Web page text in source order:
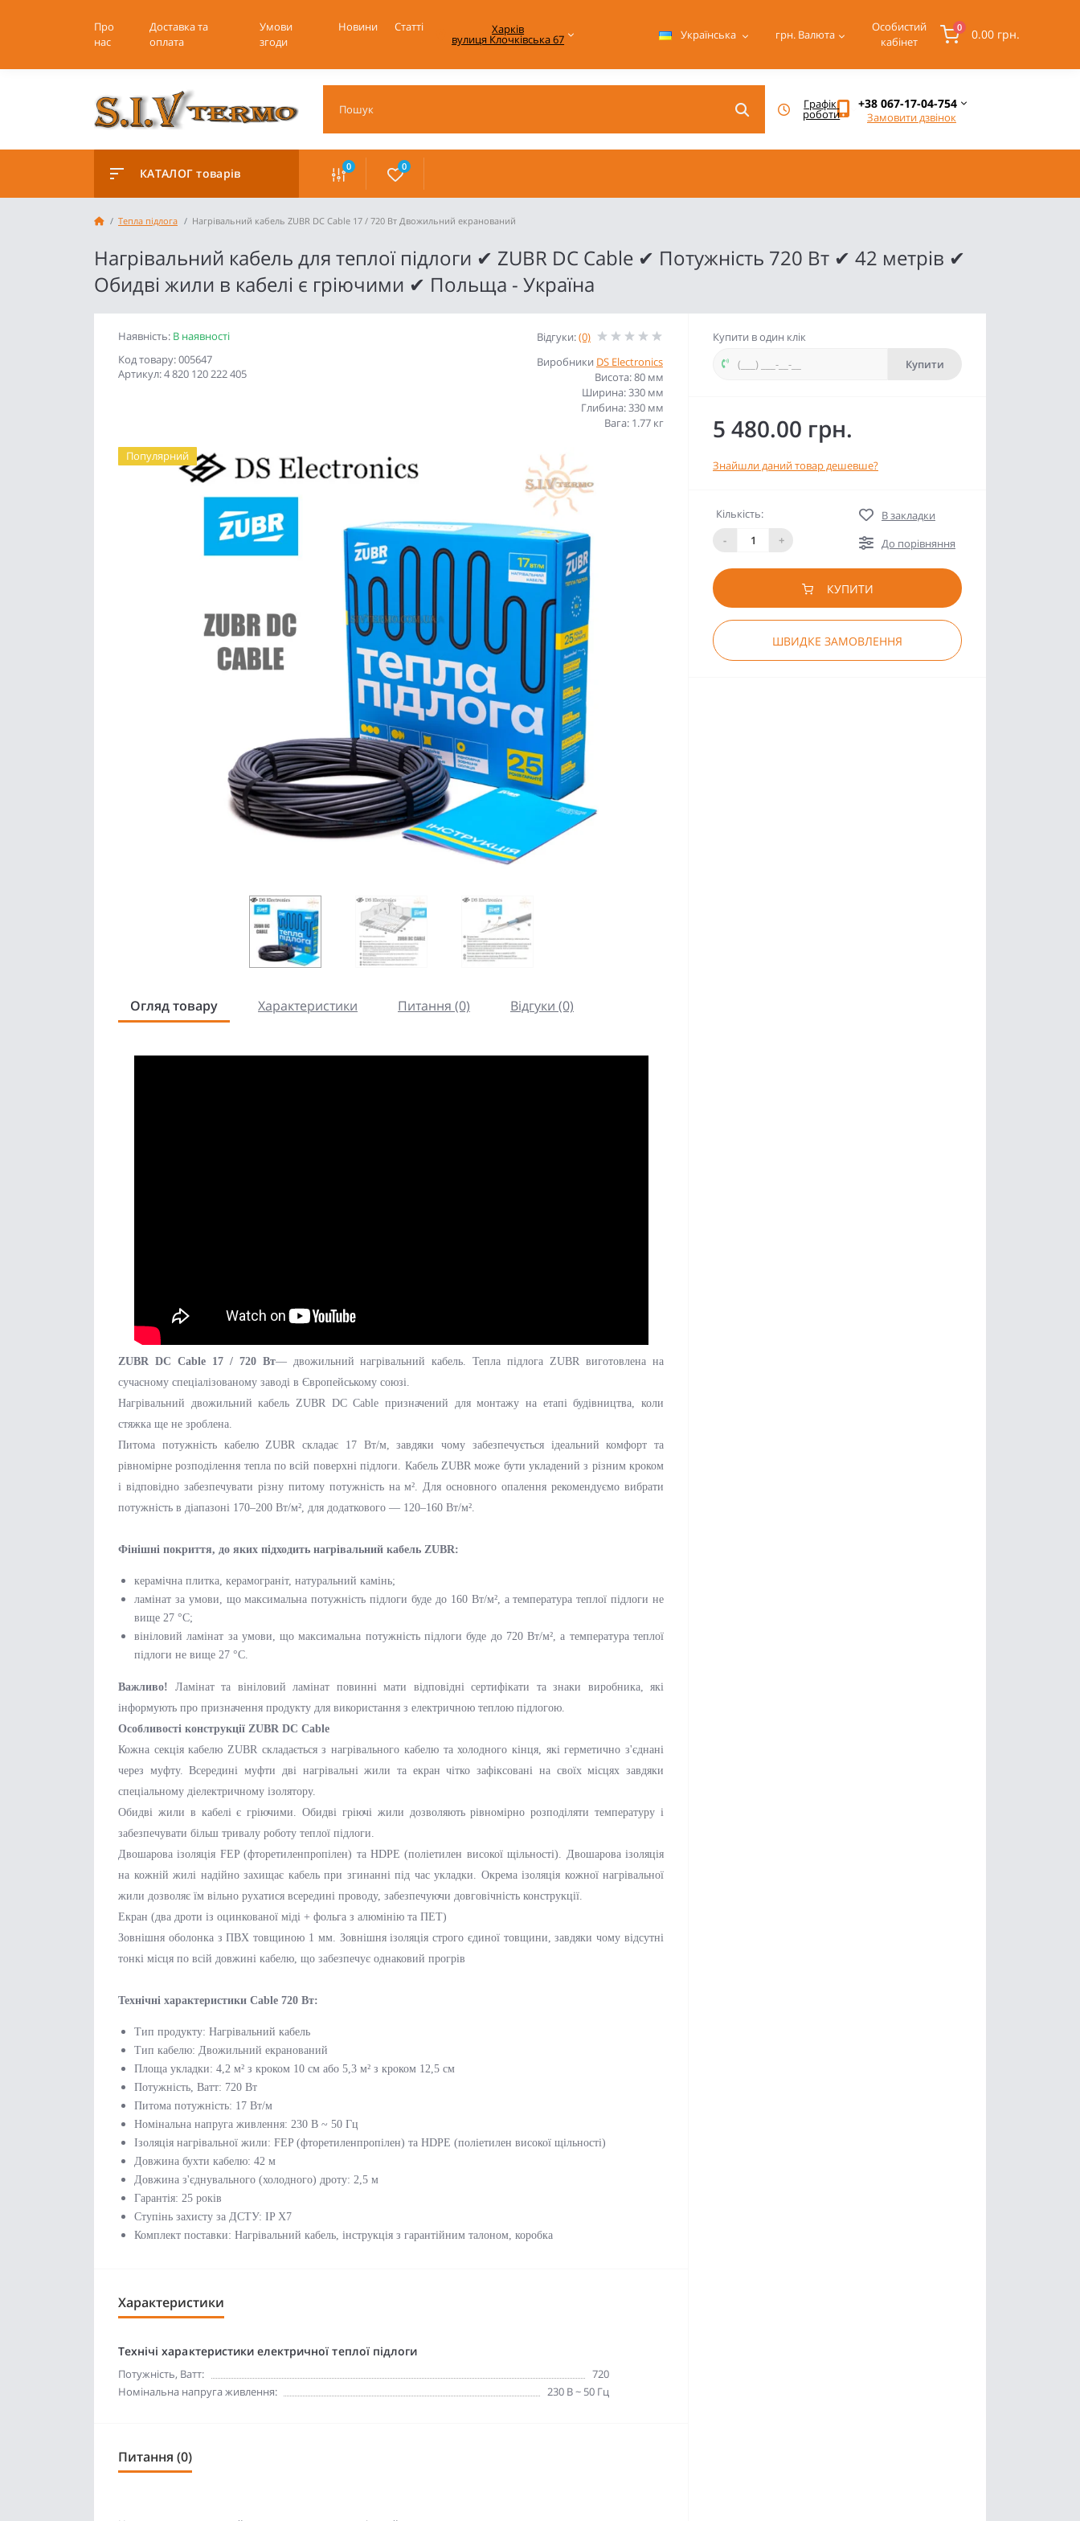
Про
нас
Доставка та
оплата
Умови
згоди
Новини Статті Харків
вулиця Клочківська 67 Українська грн. Валюта
Особистий
кабінет
0 0.00 грн.
Графік
роботи
+38 067-17-04-754
Замовити дзвінок
КАТАЛОГ товарів 0 0
Тепла підлога Нагрівальний кабель ZUBR DC Cable 17 / 720 Вт Двожильний екранований
Нагрівальний кабель для теплої підлоги ✔ ZUBR DC Cable ✔ Потужність 720 Вт ✔ 42 метрів ✔
Обидві жили в кабелі є гріючими ✔ Польща - Україна
Наявність: В наявності
Код товару: 005647
Артикул: 4 820 120 222 405
Відгуки:(0)
Виробники DS Electronics
Висота: 80 мм
Ширина: 330 мм
Глибина: 330 мм
Вага: 1.77 кг
Популярний
Огляд товару Характеристики Питання (0) Відгуки (0)
ZUBR DC Cable 17 / 720 Вт— двожильний нагрівальний кабель. Тепла підлога ZUBR виготовлена на
сучасному спеціалізованому заводі в Європейському союзі.
Нагрівальний двожильний кабель ZUBR DC Cable призначений для монтажу на етапі будівництва, коли
стяжка ще не зроблена.
Питома потужність кабелю ZUBR складає 17 Вт/м, завдяки чому забезпечується ідеальний комфорт та
рівномірне розподілення тепла по всій поверхні підлоги. Кабель ZUBR може бути укладений з різним кроком
і відповідно забезпечувати різну питому потужність на м². Для основного опалення рекомендуємо вибрати
потужність в діапазоні 170–200 Вт/м², для додаткового — 120–160 Вт/м².
Фінішні покриття, до яких підходить нагрівальний кабель ZUBR:
керамічна плитка, керамограніт, натуральний камінь;
ламінат за умови, що максимальна потужність підлоги буде до 160 Вт/м², а температура теплої підлоги не
вище 27 °C;
вініловий ламінат за умови, що максимальна потужність підлоги буде до 720 Вт/м², а температура теплої
підлоги не вище 27 °C.
Важливо! Ламінат та вініловий ламінат повинні мати відповідні сертифікати та знаки виробника, які
інформують про призначення продукту для використання з електричною теплою підлогою.
Особливості конструкції ZUBR DC Cable
Кожна секція кабелю ZUBR складається з нагрівального кабелю та холодного кінця, які герметично з'єднані
через муфту. Всередині муфти дві нагрівальні жили та екран чітко зафіксовані на своїх місцях завдяки
спеціальному діелектричному ізолятору.
Обидві жили в кабелі є гріючими. Обидві гріючі жили дозволяють рівномірно розподіляти температуру і
забезпечувати більш тривалу роботу теплої підлоги.
Двошарова ізоляція FEP (фторетиленпропілен) та HDPE (поліетилен високої щільності). Двошарова ізоляція
на кожній жилі надійно захищає кабель при згинанні під час укладки. Окрема ізоляція кожної нагрівальної
жили дозволяє їм вільно рухатися всередині проводу, забезпечуючи довговічність конструкції.
Екран (два дроти із оцинкованої міді + фольга з алюмінію та ПЕТ)
Зовнішня оболонка з ПВХ товщиною 1 мм. Зовнішня ізоляція строго єдиної товщини, завдяки чому відсутні
тонкі місця по всій довжині кабелю, що забезпечує однаковий прогрів
Технічні характеристики Cable 720 Вт:
Тип продукту: Нагрівальний кабель
Тип кабелю: Двожильний екранований
Площа укладки: 4,2 м² з кроком 10 см або 5,3 м² з кроком 12,5 см
Потужність, Ватт: 720 Вт
Питома потужність: 17 Вт/м
Номінальна напруга живлення: 230 В ~ 50 Гц
Ізоляція нагрівальної жили: FEP (фторетиленпропілен) та HDPE (поліетилен високої щільності)
Довжина бухти кабелю: 42 м
Довжина з'єднувального (холодного) дроту: 2,5 м
Гарантія: 25 років
Ступінь захисту за ДСТУ: IP X7
Комплект поставки: Нагрівальний кабель, інструкція з гарантійним талоном, коробка
Характеристики
Технічі характеристики електричної теплої підлоги
Потужність, Ватт:
720
Номінальна напруга живлення:
230 В ~ 50 Гц
Питання (0)
Купити в один клік
Купити
5 480.00 грн.
Знайшли даний товар дешевше?
Кількість:
-
+
В закладки
До порівняння
КУПИТИ
ШВИДКЕ ЗАМОВЛЕННЯ